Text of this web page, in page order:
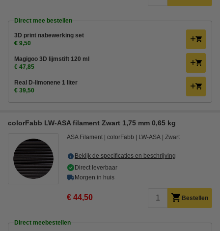
Direct mee bestellen
3D print nabewerking set
€ 9,50
Magigoo 3D lijmstift 120 ml
€ 47,85
Real D-limonene 1 liter
€ 39,50
colorFabb LW-ASA filament Zwart 1,75 mm 0,65 kg
ASA Filament colorFabb LW-ASA Zwart
Bekijk de specificaties en beschrijving
Direct leverbaar
Morgen in huis
€ 44,50 Bestellen
Direct meebestellen